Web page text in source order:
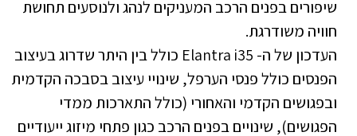
שיפורים בפנים הרכב המעניקים לנהג ולנוסעים תחושת
חוויה משודרגת.
העדכון של ה- Elantra i35 כולל בין היתר שדרוג בעיצוב
הפנסים כולל פנסי הערפל, שינויי עיצוב בסבכה הקדמית
ובפגושים הקדמי והאחורי (כולל התארכות ממדי
הפגושים), שינויים בפנים הרכב כגון פתחי מיזוג ייעודיים